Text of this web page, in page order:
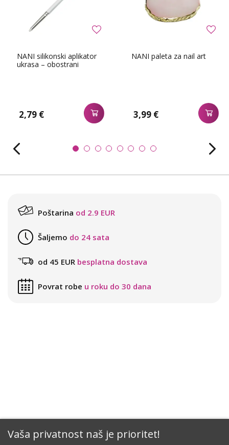
Vaša privatnost naš je prioritet!
NANI silikonski aplikator
ukrasa – obostrani
2,79 €
NANI paleta za nail art
3,99 €
Poštarina od 2.9 EUR
Šaljemo do 24 sata
od 45 EUR besplatna dostava
Povrat robe u roku do 30 dana